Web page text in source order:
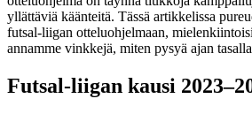
yllättäviä käänteitä. Tässä artikkelissa
futsal-liigan otteluohjelmaan,
annamme vinkkejä, miten pysyä ajan
Futsal-liigan kausi